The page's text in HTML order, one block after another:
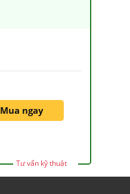
Mua ngay
Tư vấn kỹ thuật